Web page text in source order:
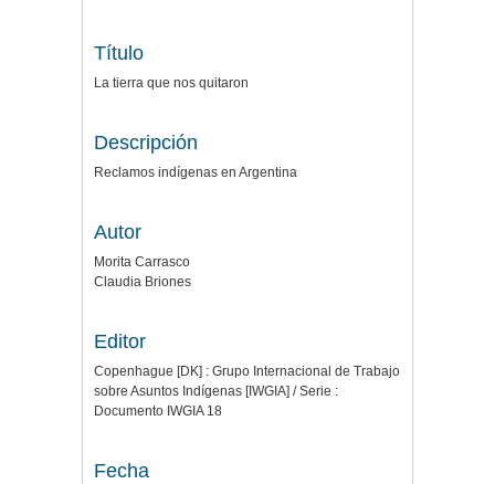
Título
La tierra que nos quitaron
Descripción
Reclamos indígenas en Argentina
Autor
Morita Carrasco
Claudia Briones
Editor
Copenhague [DK] : Grupo Internacional de Trabajo
sobre Asuntos Indígenas [IWGIA] / Serie :
Documento IWGIA 18
Fecha